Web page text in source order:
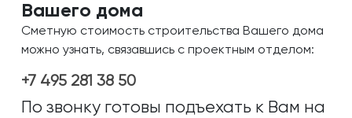
Вашего дома
Сметную стоимость строительства Вашего дома
можно узнать, связавшись с проектным отделом:
+7 495 281 38 50
По звонку готовы подъехать к Вам на